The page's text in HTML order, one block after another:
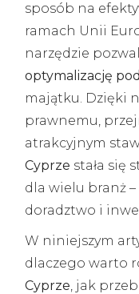
sposób na
ramach Unii
narzędzie
optymalizację
majątku. Dzięki
prawnemu,
atrakcyjnym
Cyprze stała się
dla wielu branż
doradztwo i
W niniejszym
dlaczego warto
Cyprze, jak